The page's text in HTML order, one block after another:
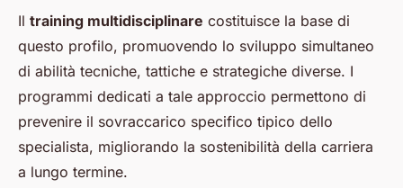
Il training multidisciplinare costituisce la base di
questo profilo, promuovendo lo sviluppo simultaneo
di abilità tecniche, tattiche e strategiche diverse. I
programmi dedicati a tale approccio permettono di
prevenire il sovraccarico specifico tipico dello
specialista, migliorando la sostenibilità della carriera
a lungo termine.